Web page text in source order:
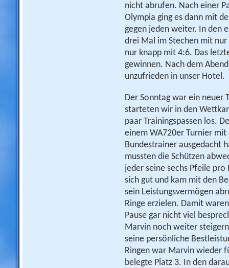
nicht abrufen. Nach einer
Olympia ging es dann mit
gegen jeden weiter. In den
drei Mal im Stechen mit
nur knapp mit 4:6. Das
gewinnen. Nach dem
unzufrieden in unser Hotel.
Der Sonntag war ein neuer
starteten wir in den
paar Trainingspassen los.
einem WA720er Turnier
Bundestrainer ausgedacht
mussten die Schützen
jeder seine sechs Pfeile
sich gut und kam mit den
sein Leistungsvermögen
Ringe erzielen. Damit
Pause gar nicht viel
Marvin noch weiter
seine persönliche
Ringen war Marvin wieder
belegte Platz 3. In den